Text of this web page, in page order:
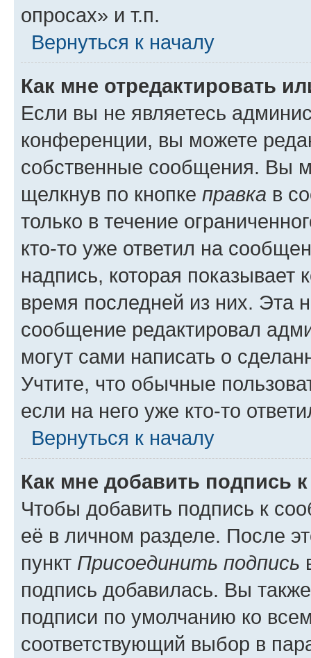
опросах» и т.п.
Вернуться к началу
Как мне отредактировать
Если вы не являетесь
конференции, вы можете
собственные сообщения. Вы
щелкнув по кнопке правка в
только в течение
кто-то уже ответил на
надпись, которая показывает
время последней из них. Эта
сообщение редактировал
могут сами написать о
Учтите, что обычные
если на него уже кто-то
Вернуться к началу
Как мне добавить подпись
Чтобы добавить подпись к
её в личном разделе. После
пункт Присоединить подпись
подпись добавилась. Вы
подписи по умолчанию ко
соответствующий выбор в